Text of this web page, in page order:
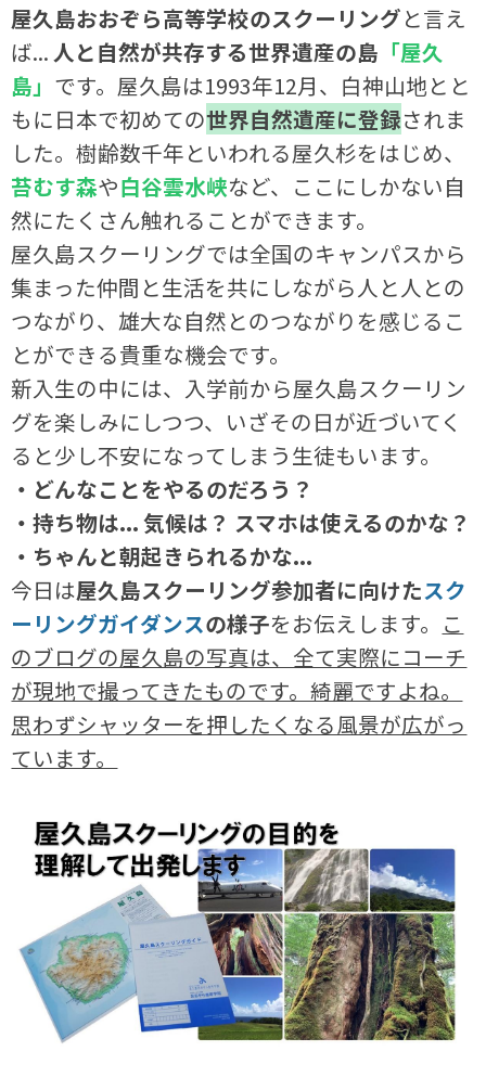
屋久島おおぞら高等学校のスクーリングと言え
ば... 人と自然が共存する世界遺産の島 「屋久
島」 です。屋久島は1993年12月、白神山地とと
もに日本で初めての世界自然遺産に登録されま
した。樹齢数千年といわれる屋久杉をはじめ、
苔むす森や白谷雲水峡など、ここにしかない自
然にたくさん触れることができます。
屋久島スクーリングでは全国のキャンパスから
集まった仲間と生活を共にしながら人と人との
つながり、雄大な自然とのつながりを感じるこ
とができる貴重な機会です。
新入生の中には、入学前から屋久島スクーリン
グを楽しみにしつつ、いざその日が近づいてく
ると少し不安になってしまう生徒もいます。
・どんなことをやるのだろう？
・持ち物は... 気候は？ スマホは使えるのかな？
・ちゃんと朝起きられるかな...
今日は屋久島スクーリング参加者に向けたスク
ーリングガイダンスの様子をお伝えします。 こ
のブログの屋久島の写真は、全て実際にコーチ
が現地で撮ってきたものです。綺麗ですよね。
思わずシャッターを押したくなる風景が広がっ
ています。